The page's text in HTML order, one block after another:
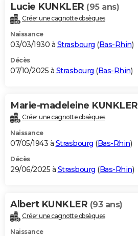
Carte de Noël
Carte Bonne année
Carte Saint-Valentin
Carte Pâques
Carte d'anniversaire
DICTIONNAIRE
Dictionnaire
Biographies
Citations
Expressions
Proverbes
PROGRAMME TV
S'inscrire
Se connecter
Lycées
Collèges
Primaires
Universités
Entreprises
Service militaire
Avis de recherche
AVIS DE DÉCÈS
Bricolage
Lifestyle
Culture
Sport
Auto
Television
Voyage
Cinema
Lucie KUNKLER (95 ans)
Créer une cagnotte obsèques
Naissance
03/03/1930 à Strasbourg (Bas-Rhin)
Décès
07/10/2025 à Strasbourg (Bas-Rhin)
Marie-madeleine KUNKLER
Créer une cagnotte obsèques
Naissance
07/05/1943 à Strasbourg (Bas-Rhin)
Décès
29/06/2025 à Strasbourg (Bas-Rhin)
Albert KUNKLER (93 ans)
Créer une cagnotte obsèques
Naissance